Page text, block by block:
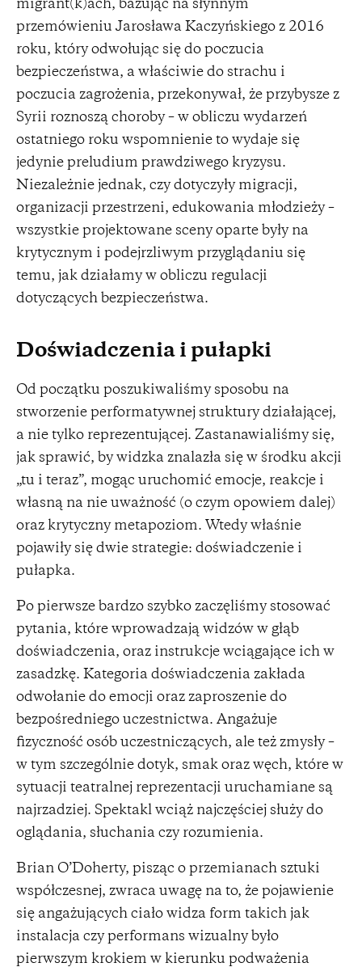
migrant(k)ach, bazując na słynnym
przemówieniu Jarosława Kaczyńskiego z 2016
roku, który odwołując się do poczucia
bezpieczeństwa, a właściwie do strachu i
poczucia zagrożenia, przekonywał, że przybysze z
Syrii roznoszą choroby – w obliczu wydarzeń
ostatniego roku wspomnienie to wydaje się
jedynie preludium prawdziwego kryzysu.
Niezależnie jednak, czy dotyczyły migracji,
organizacji przestrzeni, edukowania młodzieży –
wszystkie projektowane sceny oparte były na
krytycznym i podejrzliwym przyglądaniu się
temu, jak działamy w obliczu regulacji
dotyczących bezpieczeństwa.
Doświadczenia i pułapki
Od początku poszukiwaliśmy sposobu na
stworzenie performatywnej struktury działającej,
a nie tylko reprezentującej. Zastanawialiśmy się,
jak sprawić, by widzka znalazła się w środku akcji
„tu i teraz”, mogąc uruchomić emocje, reakcje i
własną na nie uważność (o czym opowiem dalej)
oraz krytyczny metapoziom. Wtedy właśnie
pojawiły się dwie strategie: doświadczenie i
pułapka.
Po pierwsze bardzo szybko zaczęliśmy stosować
pytania, które wprowadzają widzów w głąb
doświadczenia, oraz instrukcje wciągające ich w
zasadzkę. Kategoria doświadczenia zakłada
odwołanie do emocji oraz zaproszenie do
bezpośredniego uczestnictwa. Angażuje
fizyczność osób uczestniczących, ale też zmysły –
w tym szczególnie dotyk, smak oraz węch, które w
sytuacji teatralnej reprezentacji uruchamiane są
najrzadziej. Spektakl wciąż najczęściej służy do
oglądania, słuchania czy rozumienia.
Brian O’Doherty, pisząc o przemianach sztuki
współczesnej, zwraca uwagę na to, że pojawienie
się angażujących ciało widza form takich jak
instalacja czy performans wizualny było
pierwszym krokiem w kierunku podważenia